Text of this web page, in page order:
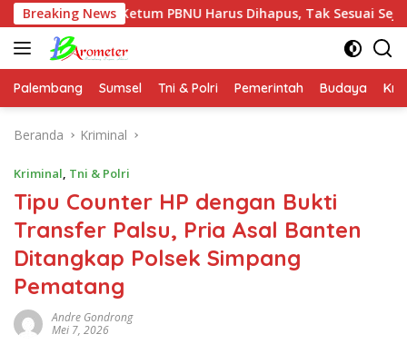
Langsung
ke
konten
Breaking News
Ketum PBNU Harus Dihapus, Tak Sesuai Sejarah NU
Palembang Sumsel Tni & Polri Pemerintah Budaya
Beranda Kriminal
Kriminal, Tni & Polri
Tipu Counter HP dengan Bukti
Transfer Palsu, Pria Asal Banten
Ditangkap Polsek Simpang
Pematang
Andre Gondrong
Mei 7, 2026